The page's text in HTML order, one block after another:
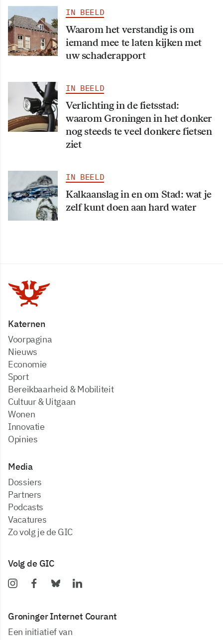
IN BEELD
Waarom het verstandig is om
iemand mee te laten kijken met
uw schaderapport
IN BEELD
Verlichting in de fietsstad:
waarom Groningen in het donker
nog steeds te veel donkere fietsen
ziet
IN BEELD
Kalkaanslag in en om Stad: wat je
zelf kunt doen aan hard water
Katernen
Voorpagina
Nieuws
Economie
Sport
Bereikbaarheid & Mobiliteit
Cultuur & Uitgaan
Wonen
Innovatie
Opinies
Media
dossiers
partners
podcasts
vacatures
zo volg je de GIC
Volg de GIC
Groninger Internet Courant
Een initiatief van